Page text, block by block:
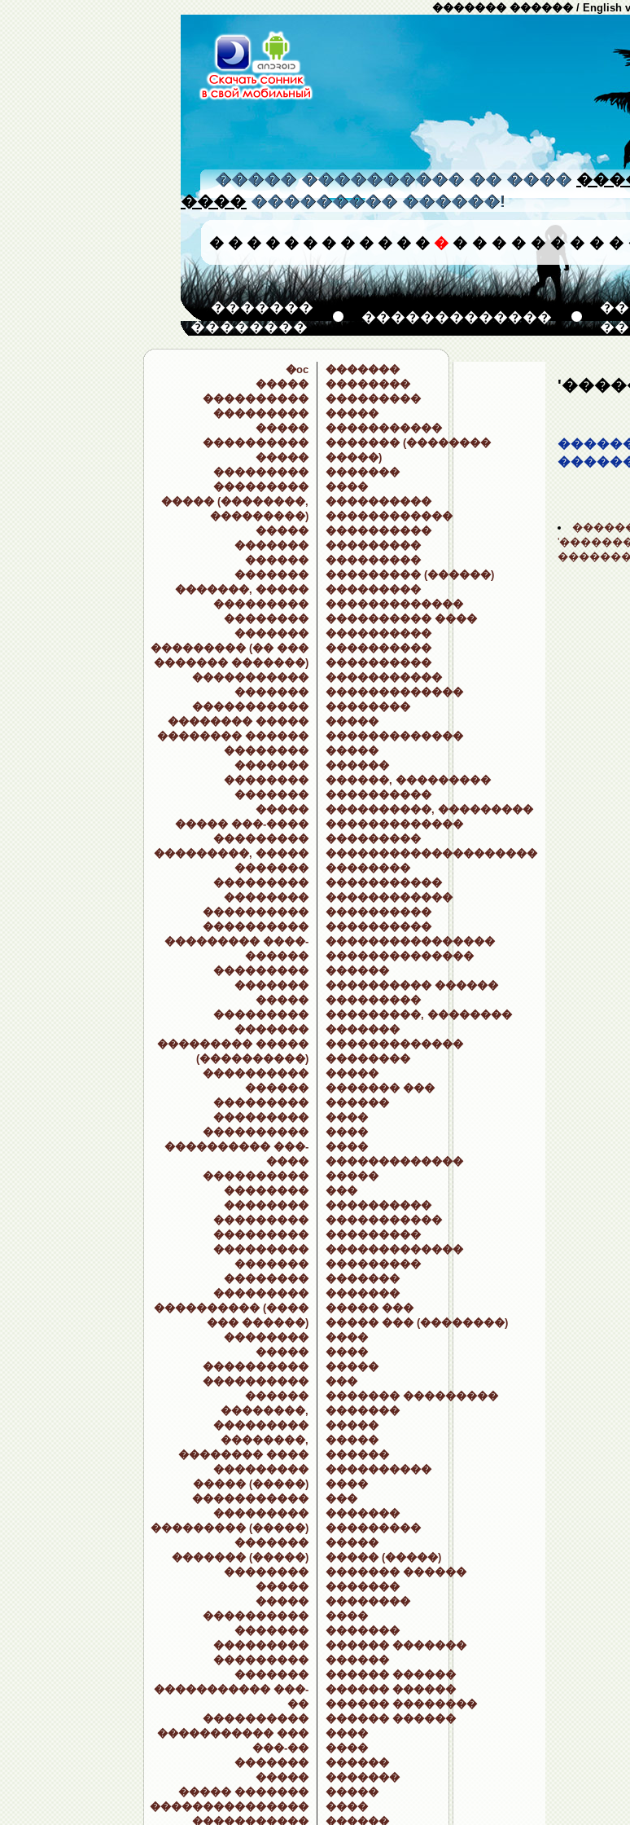
������� ������/ English
����� ���������� �� ����
���� ��������� ������!
� � � � � � � � � � � � � � � � � � � � � �
�������
��������
�������������
�oc
�����
����������
���������
�����
����������
�����
���������
���������
����� (��������,
���������)
�����
�������
������
�������
�������, �����
���������
��������
�������
��������� (�� ���
������� �������)
�����������
�������
�����������
�������� �����
�������� ������
��������
�������
��������
�������
�����
����� ���-����
���������
���������, �����
�������
���������
��������
����������
����������
��������� ����-
������
���������
�������
�����
���������
�������
��������� �����
(����������)
����������
������
���������
���������
����������
���������� ���-
����
����������
��������
��������
���������
���������
���������
�������
��������
���������
���������� (����
��� ������)
��������
�����
����������
����������
������
��������,
���������
��������,
�������� ����
���������
����� (�����)
�����������
���������
��������� (�����)
�������
������� (�����)
��������
�����
�����
����������
�������
���������
���������
�������
����������� ���-
��
����������
����������� ���
���-��
�������
�����
����� �������
���������������
�����������
�������
��������
���������
�����
�����������
������� (��������
�����)
�������
����
����������
������������
����������
���������
���������
��������� (������)
���������
�������������
���������� ����
����������
����������
����������
�����������
�������������
��������
�����
�������������
�����
������
������, ���������
����������
����������, ���������
�������������
���������
��������������������
��������
�����������
������������
����������
����������
����������������
��������������
������
���������� ������
���������
���������, ��������
�������
�������������
��������
�����
������� ���
������
����
����
����
�������������
�����
���
����������
�����������
���������
�������������
���������
�������
�������
����� ���
����� ��� (��������)
����
����
�����
���
������� ���������
�������
�����
�����
������
����������
����
���
�������
���������
�����
����� (�����)
������� ������
�������
��������
����
�������
������ �������
������
������ ������
������ ������
������ ��������
������ ������
����
����
������
�������
�����
����
������